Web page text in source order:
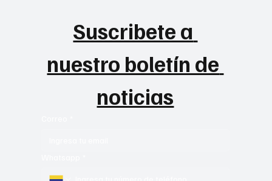
Suscribete a
nuestro boletín de
noticias